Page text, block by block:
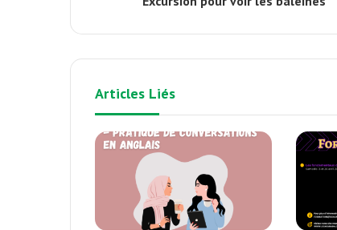
Articles Liés